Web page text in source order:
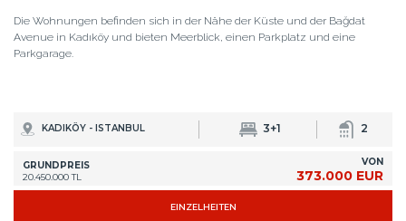
Die Wohnungen befinden sich in der Nähe der Küste und der Bağdat
Avenue in Kadıköy und bieten Meerblick, einen Parkplatz und eine
Parkgarage.
KADIKÖY - ISTANBUL 3+1 2
GRUNDPREIS
20.450.000 TL
VON
373.000 EUR
EINZELHEITEN